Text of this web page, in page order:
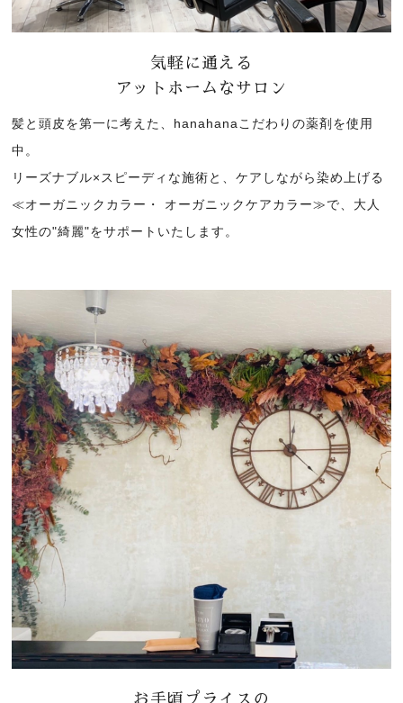
気軽に通える
アットホームなサロン
髪と頭皮を第一に考えた、hanahanaこだわりの薬剤を使用
中。
リーズナブル×スピーディな施術と、ケアしながら染め上げる
≪オーガニックカラー・ オーガニックケアカラー≫で、大人
女性の"綺麗"をサポートいたします。
お手頃プライスの